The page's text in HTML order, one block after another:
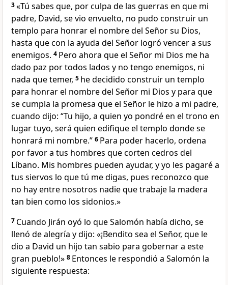
3«Tú sabes que, por culpa de las guerras en que mi
padre, David, se vio envuelto, no pudo construir un
templo para honrar el nombre del Señor su Dios,
hasta que con la ayuda del Señor logró vencer a sus
enemigos. 4 Pero ahora que el Señor mi Dios me ha
dado paz por todos lados y no tengo enemigos, ni
nada que temer, 5 he decidido construir un templo
para honrar el nombre del Señor mi Dios y para que
se cumpla la promesa que el Señor le hizo a mi padre,
cuando dijo: “Tu hijo, a quien yo pondré en el trono en
lugar tuyo, será quien edifique el templo donde se
honrará mi nombre.” 6 Para poder hacerlo, ordena
por favor a tus hombres que corten cedros del
Líbano. Mis hombres pueden ayudar, y yo les pagaré a
tus siervos lo que tú me digas, pues reconozco que
no hay entre nosotros nadie que trabaje la madera
tan bien como los sidonios.»
7 Cuando Jirán oyó lo que Salomón había dicho, se
llenó de alegría y dijo: «¡Bendito sea el Señor, que le
dio a David un hijo tan sabio para gobernar a este
gran pueblo!» 8 Entonces le respondió a Salomón la
siguiente respuesta: